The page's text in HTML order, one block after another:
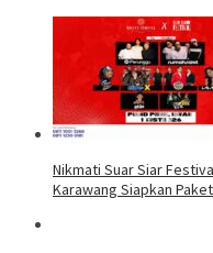
Nikmati Suar Siar
Karawang Siapkan Paket